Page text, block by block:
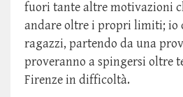
fuori tante altre motivazioni
andare oltre i propri limiti; io
ragazzi, partendo da una
proveranno a spingersi oltre
Firenze in difficoltà.